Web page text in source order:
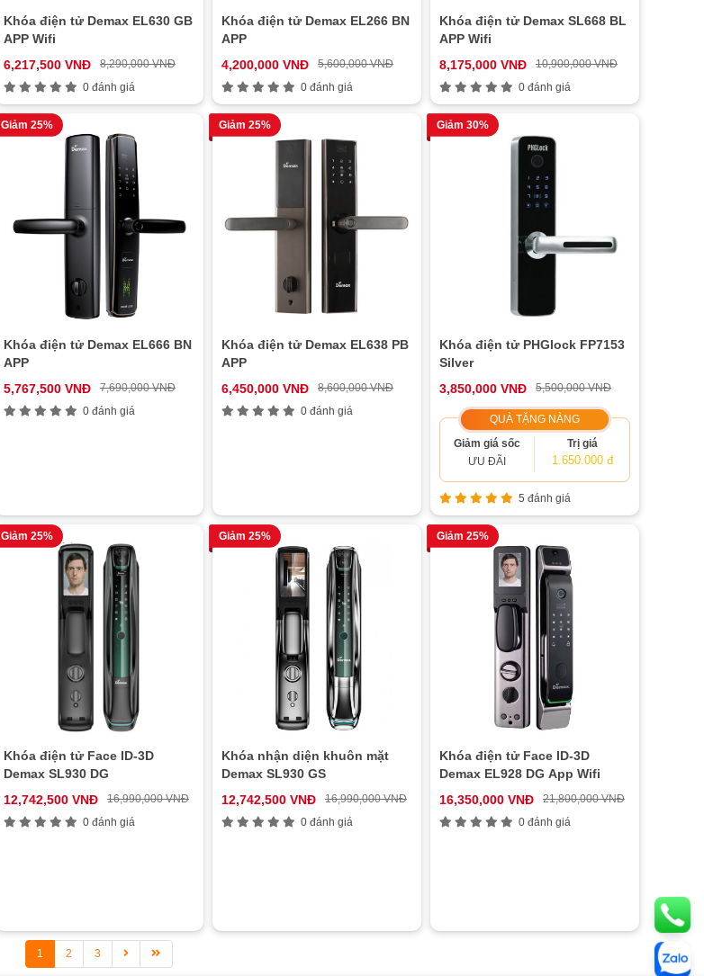
Khóa điện tử Demax EL630 GB
APP Wifi
6,217,500 VNĐ
8,290,000 VNĐ
0 đánh giá
Khóa điện tử Demax EL266 BN
APP
4,200,000 VNĐ
5,600,000 VNĐ
0 đánh giá
Khóa điện tử Demax SL668 BL
APP Wifi
8,175,000 VNĐ
10,900,000 VNĐ
0 đánh giá
Giảm 25%
Khóa điện tử Demax EL666 BN
APP
5,767,500 VNĐ
7,690,000 VNĐ
0 đánh giá
Giảm 25%
Khóa điện tử Demax EL638 PB
APP
6,450,000 VNĐ
8,600,000 VNĐ
0 đánh giá
Giảm 30%
Khóa điện tử PHGlock FP7153
Silver
3,850,000 VNĐ
5,500,000 VNĐ
QUÀ TẶNG NÀNG
Giảm giá sốc
ƯU ĐÃI
Trị giá
1.650.000 đ
5 đánh giá
Giảm 25%
Khóa điện tử Face ID-3D
Demax SL930 DG
12,742,500 VNĐ
16,990,000 VNĐ
0 đánh giá
Giảm 25%
Khóa nhận diện khuôn mặt
Demax SL930 GS
12,742,500 VNĐ
16,990,000 VNĐ
0 đánh giá
Giảm 25%
Khóa điện tử Face ID-3D
Demax EL928 DG App Wifi
16,350,000 VNĐ
21,800,000 VNĐ
0 đánh giá
1 2 3